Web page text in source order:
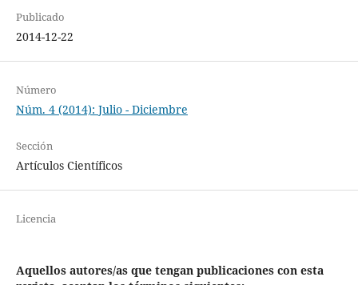
Publicado
2014-12-22
Número
Núm. 4 (2014): Julio - Diciembre
Sección
Artículos Científicos
Licencia
Aquellos autores/as que tengan publicaciones con esta